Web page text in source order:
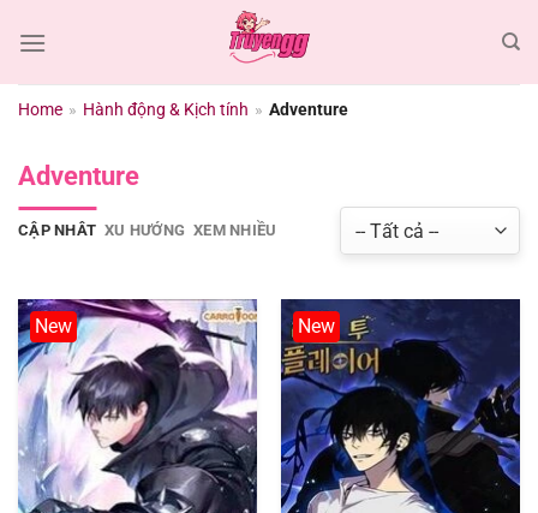
đến
dungHome » Hành động & Kịch tính » Adventure
Adventure
CẬP NHÂT XU HƯỚNG XEM NHIỀU
New New